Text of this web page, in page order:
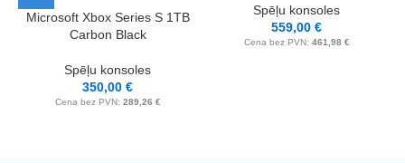
Microsoft Xbox Series S 1TB
Carbon Black
Spēļu konsoles
350,00€
Cena bez PVN: 289,26 €
Spēļu konsoles
559,00€
Cena bez PVN: 461,98 €